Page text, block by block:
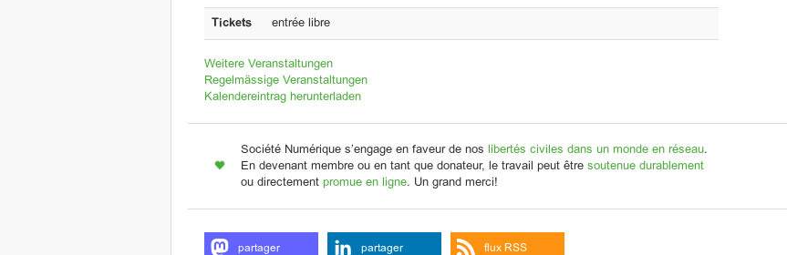
Tickets entrée libre
Weitere Veranstaltungen
Regelmässige Veranstaltungen
Kalendereintrag herunterladen
Société Numérique s’engage en faveur de nos libertés civiles dans un monde en réseau.
En devenant membre ou en tant que donateur, le travail peut être soutenue durablement
ou directement promue en ligne. Un grand merci!
partager partager flux RSS